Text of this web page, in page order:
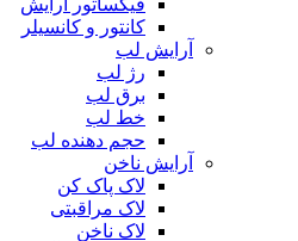
فیکساتور آرایش
کانتور و کانسیلر
آرایش لب
رژ لب
برق لب
خط لب
حجم دهنده لب
آرایش ناخن
لاک پاک کن
لاک مراقبتی
لاک ناخن